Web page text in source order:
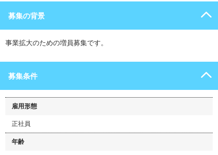
募集の背景
事業拡大のための増員募集です。
募集条件
雇用形態
正社員
年齢